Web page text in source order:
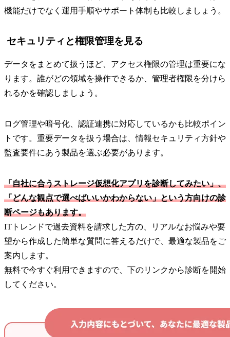
機能だけでなく運用手順やサポート体制も比較しましょう。
セキュリティと権限管理を見る
データをまとめて扱うほど、アクセス権限の管理は重要にな
ります。誰がどの領域を操作できるか、管理者権限を分けら
れるかを確認しましょう。
ログ管理や暗号化、認証連携に対応しているかも比較ポイン
トです。重要データを扱う場合は、情報セキュリティ方針や
監査要件にあう製品を選ぶ必要があります。
「自社に合うストレージ仮想化アプリを診断してみたい」、
「どんな観点で選べばいいかわからない」という方向けの診
断ページもあります。
ITトレンドで過去資料を請求した方の、リアルなお悩みや要
望から作成した簡単な質問に答えるだけで、最適な製品をご
案内します。
無料で今すぐ利用できますので、下のリンクから診断を開始
してください。